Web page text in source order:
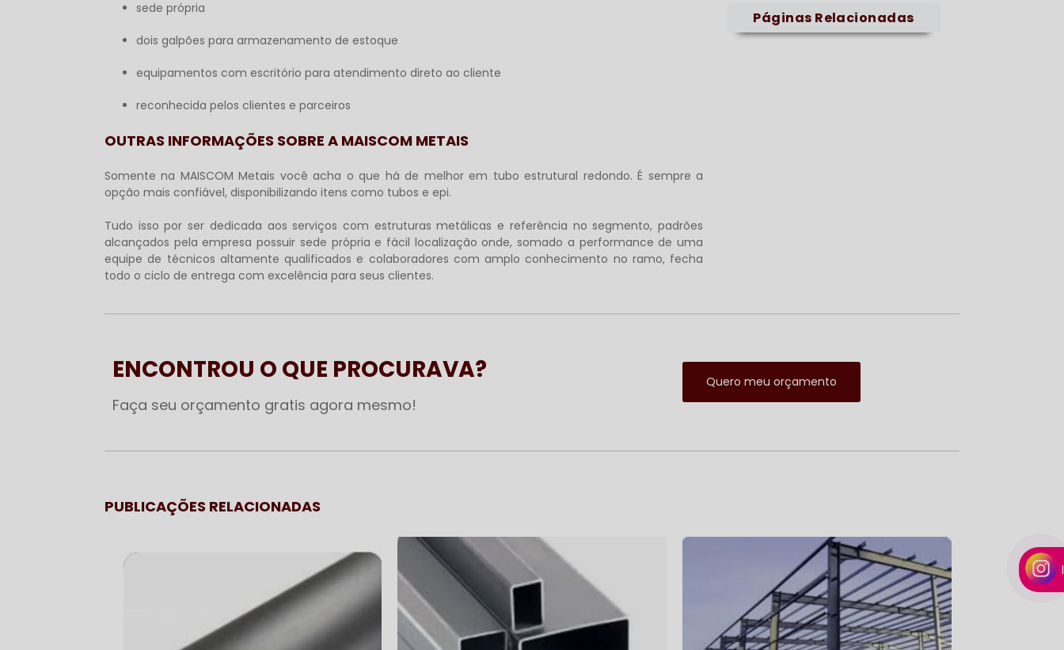
sede própria
dois galpões para armazenamento de estoque
equipamentos com escritório para atendimento direto ao cliente
reconhecida pelos clientes e parceiros
OUTRAS INFORMAÇÕES SOBRE A MAISCOM METAIS
Somente na MAISCOM Metais você acha o que há de melhor em tubo estrutural redondo. É sempre a
opção mais confiável, disponibilizando itens como tubos e epi.
Tudo isso por ser dedicada aos serviços com estruturas metálicas e referência no segmento, padrões
alcançados pela empresa possuir sede própria e fácil localização onde, somado a performance de uma
equipe de técnicos altamente qualificados e colaboradores com amplo conhecimento no ramo, fecha
todo o ciclo de entrega com excelência para seus clientes.
Páginas Relacionadas
ENCONTROU O QUE PROCURAVA?
Faça seu orçamento gratis agora mesmo!
Quero meu orçamento
PUBLICAÇÕES RELACIONADAS